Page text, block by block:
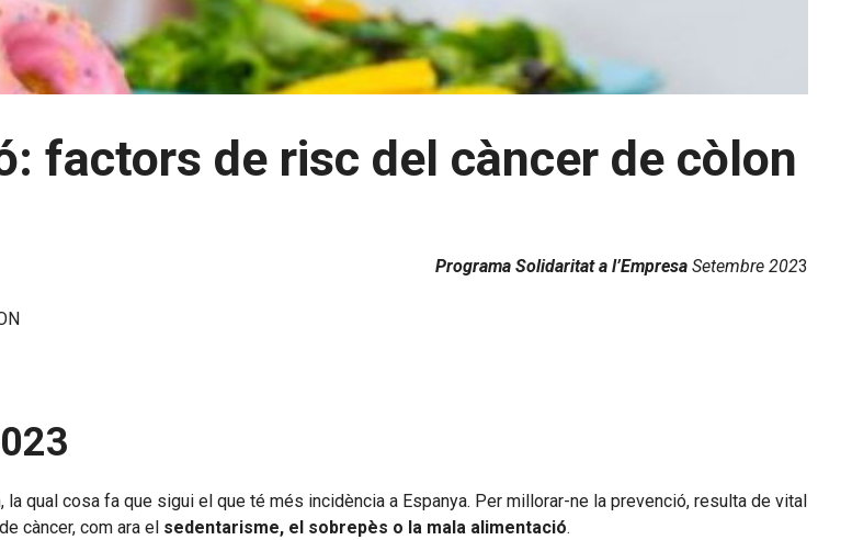
factors de risc del càncer de còlon
Programa Solidaritat a l’Empresa Setembre 2023
qual cosa fa que sigui el que té més incidència a Espanya. Per millorar-ne la prevenció, resulta de vital
càncer, com ara el sedentarisme, el sobrepès o la mala alimentació.